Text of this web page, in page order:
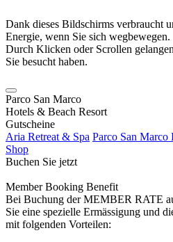
Dank dieses Bildschirms verbraucht
Energie, wenn Sie sich wegbewegen.
Durch Klicken oder Scrollen
Sie besucht haben.
Parco San Marco
Hotels & Beach Resort
Gutscheine
Aria Retreat & Spa Parco San Marco
Shop
Buchen Sie jetzt
Member Booking Benefit
Bei Buchung der MEMBER RATE
Sie eine spezielle Ermässigung und
mit folgenden Vorteilen: